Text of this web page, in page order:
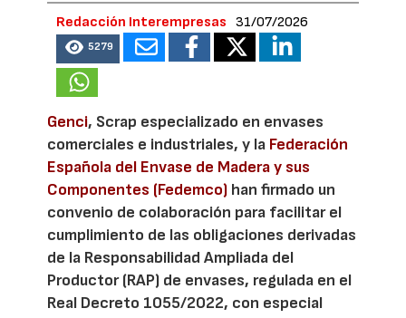
Redacción Interempresas 31/07/2026
5279
Genci, Scrap especializado en envases
comerciales e industriales, y la Federación
Española del Envase de Madera y sus
Componentes (Fedemco) han firmado un
convenio de colaboración para facilitar el
cumplimiento de las obligaciones derivadas
de la Responsabilidad Ampliada del
Productor (RAP) de envases, regulada en el
Real Decreto 1055/2022, con especial